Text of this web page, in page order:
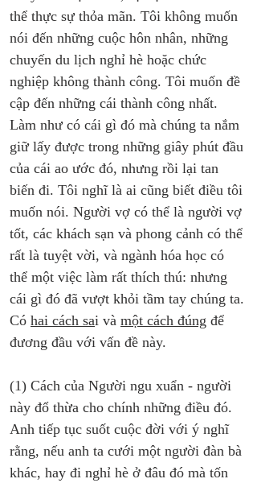
thể thực sự thỏa mãn. Tôi không muốn
nói đến những cuộc hôn nhân, những
chuyến du lịch nghỉ hè hoặc chức
nghiệp không thành công. Tôi muốn đề
cập đến những cái thành công nhất.
Làm như có cái gì đó mà chúng ta nắm
giữ lấy được trong những giây phút đầu
của cái ao ước đó, nhưng rồi lại tan
biến đi. Tôi nghĩ là ai cũng biết điều tôi
muốn nói. Người vợ có thể là người vợ
tốt, các khách sạn và phong cảnh có thể
rất là tuyệt vời, và ngành hóa học có
thể một việc làm rất thích thú: nhưng
cái gì đó đã vượt khỏi tầm tay chúng ta.
Có hai cách sai và một cách đúng để
đương đầu với vấn đề này.
(1) Cách của Người ngu xuẩn - người
này đổ thừa cho chính những điều đó.
Anh tiếp tục suốt cuộc đời với ý nghĩ
rằng, nếu anh ta cưới một người đàn bà
khác, hay đi nghỉ hè ở đâu đó mà tốn